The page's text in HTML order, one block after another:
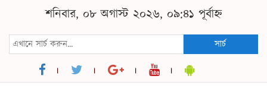
শনিবার, ০৮ অগাস্ট ২০২৬, ০৯:৪১ পূর্বাহ্ন
সার্চ